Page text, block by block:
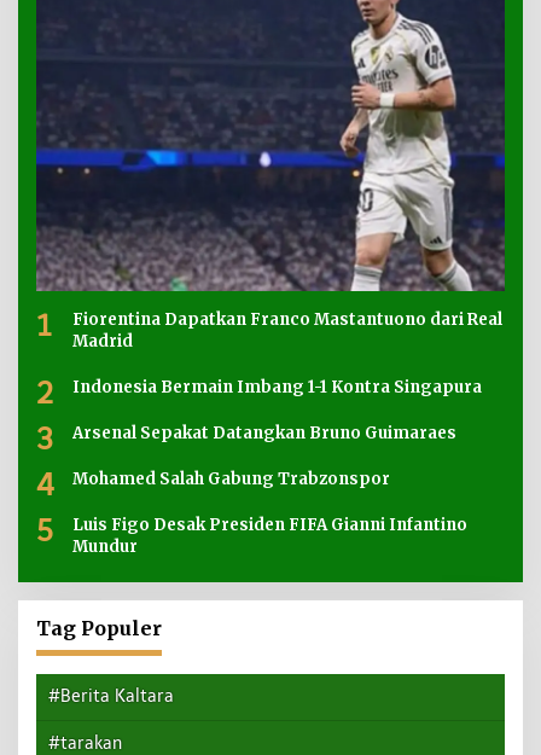
1
Fiorentina Dapatkan Franco Mastantuono dari Real
Madrid
2 Indonesia Bermain Imbang 1-1 Kontra Singapura
3 Arsenal Sepakat Datangkan Bruno Guimaraes
4 Mohamed Salah Gabung Trabzonspor
5
Luis Figo Desak Presiden FIFA Gianni Infantino
Mundur
Tag Populer
#Berita Kaltara
#tarakan